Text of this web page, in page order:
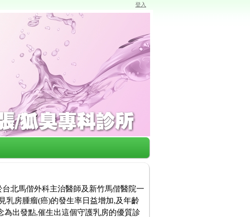
登入
北馬偕外科主治醫師及新竹馬偕醫院一
乳房腫瘤(癌)的發生率日益增加,及年齡
為出發點,催生出這個守護乳房的優質診